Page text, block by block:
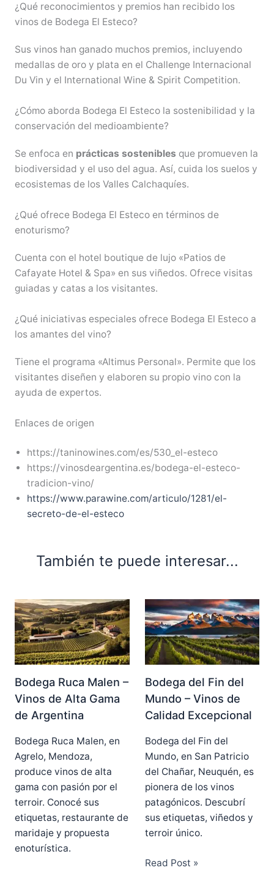
¿Qué reconocimientos y premios han recibido los
vinos de Bodega El Esteco?
Sus vinos han ganado muchos premios, incluyendo
medallas de oro y plata en el Challenge Internacional
Du Vin y el International Wine & Spirit Competition.
¿Cómo aborda Bodega El Esteco la sostenibilidad y la
conservación del medioambiente?
Se enfoca en prácticas sostenibles que promueven la
biodiversidad y el uso del agua. Así, cuida los suelos y
ecosistemas de los Valles Calchaquíes.
¿Qué ofrece Bodega El Esteco en términos de
enoturismo?
Cuenta con el hotel boutique de lujo «Patios de
Cafayate Hotel & Spa» en sus viñedos. Ofrece visitas
guiadas y catas a los visitantes.
¿Qué iniciativas especiales ofrece Bodega El Esteco a
los amantes del vino?
Tiene el programa «Altimus Personal». Permite que los
visitantes diseñen y elaboren su propio vino con la
ayuda de expertos.
Enlaces de origen
https://taninowines.com/es/530_el-esteco
https://vinosdeargentina.es/bodega-el-esteco-
tradicion-vino/
https://www.parawine.com/articulo/1281/el-
secreto-de-el-esteco
También te puede interesar...
Bodega Ruca Malen –
Vinos de Alta Gama
de Argentina
Bodega Ruca Malen, en
Agrelo, Mendoza,
produce vinos de alta
gama con pasión por el
terroir. Conocé sus
etiquetas, restaurante de
maridaje y propuesta
enoturística.
Bodega del Fin del
Mundo – Vinos de
Calidad Excepcional
Bodega del Fin del
Mundo, en San Patricio
del Chañar, Neuquén, es
pionera de los vinos
patagónicos. Descubrí
sus etiquetas, viñedos y
terroir único.
Read Post »